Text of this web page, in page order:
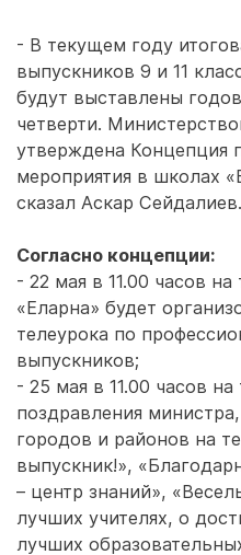
- В текущем году
выпускников 9 и 11
будут выставлены
четверти.
утверждена Концепция
мероприятия в школах
сказал Аскар Сейдалиев.
Согласно концепции:
- 22 мая в 11.00 часов
«Еларна» будет
телеурока по
выпускников;
- 25 мая в 11.00 часов на
поздравления
городов и районов на
выпускник!»,
– центр знаний»,
лучших учителях, о
лучших